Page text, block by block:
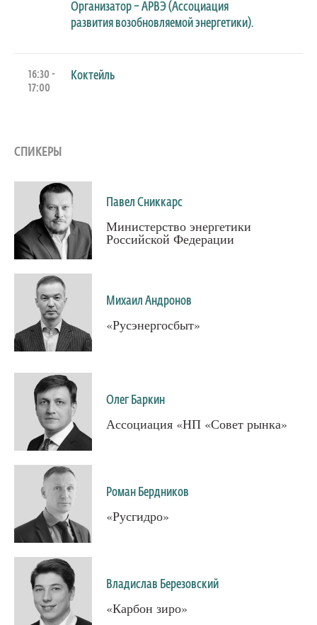
Организатор – АРВЭ (Ассоциация
развития возобновляемой энергетики).
16:30 -
17:00
Коктейль
СПИКЕРЫ
Павел Сниккарс
Министерство энергетики
Российской Федерации
Михаил Андронов
«Русэнергосбыт»
Олег Баркин
Ассоциация «НП «Совет рынка»
Роман Бердников
«Русгидро»
Владислав Березовский
«Карбон зиро»